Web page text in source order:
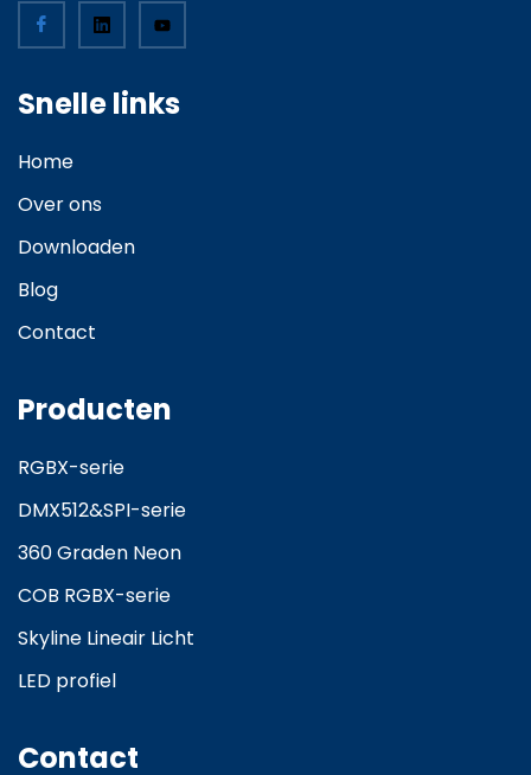
Snelle links
Home
Over ons
Downloaden
Blog
Contact
Producten
RGBX-serie
DMX512&SPI-serie
360 Graden Neon
COB RGBX-serie
Skyline Lineair Licht
LED profiel
Contact